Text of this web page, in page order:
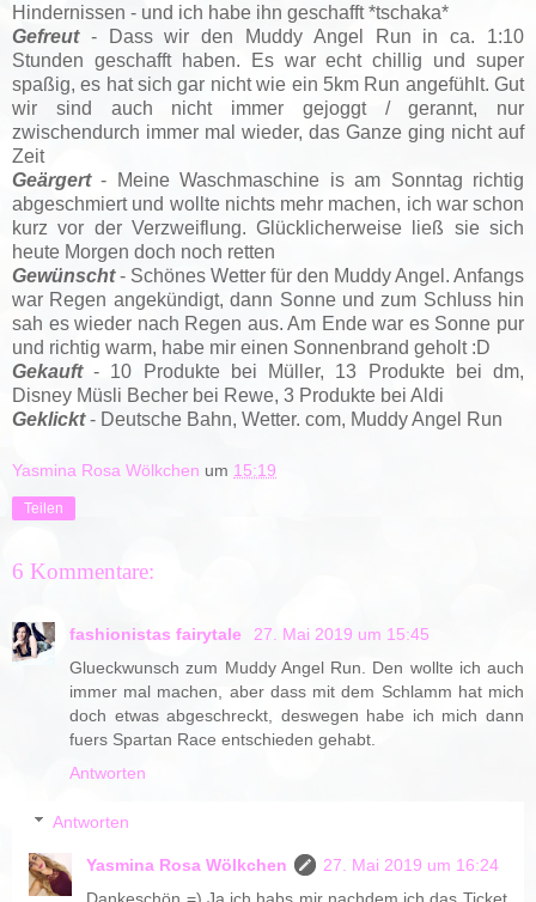
Hindernissen - und ich habe ihn geschafft *tschaka*
Gefreut- Dass wir den Muddy Angel Run in ca. 1:10
Stunden geschafft haben. Es war echt chillig und super
spaßig, es hat sich gar nicht wie ein 5km Run angefühlt. Gut
wir sind auch nicht immer gejoggt / gerannt, nur
zwischendurch immer mal wieder, das Ganze ging nicht auf
Zeit
Geärgert- Meine Waschmaschine is am Sonntag richtig
abgeschmiert und wollte nichts mehr machen, ich war schon
kurz vor der Verzweiflung. Glücklicherweise ließ sie sich
heute Morgen doch noch retten
Gewünscht- Schönes Wetter für den Muddy Angel. Anfangs
war Regen angekündigt, dann Sonne und zum Schluss hin
sah es wieder nach Regen aus. Am Ende war es Sonne pur
und richtig warm, habe mir einen Sonnenbrand geholt :D
Gekauft- 10 Produkte bei Müller, 13 Produkte bei dm,
Disney Müsli Becher bei Rewe, 3 Produkte bei Aldi
Geklickt- Deutsche Bahn, Wetter. com, Muddy Angel Run
Yasmina Rosa Wölkchen um 15:19
Teilen
6 Kommentare:
fashionistas fairytale
27. Mai 2019 um 15:45
Glueckwunsch zum Muddy Angel Run. Den wollte ich auch
immer mal machen, aber dass mit dem Schlamm hat mich
doch etwas abgeschreckt, deswegen habe ich mich dann
fuers Spartan Race entschieden gehabt.
Antworten
Antworten
Yasmina Rosa Wölkchen
27. Mai 2019 um 16:24